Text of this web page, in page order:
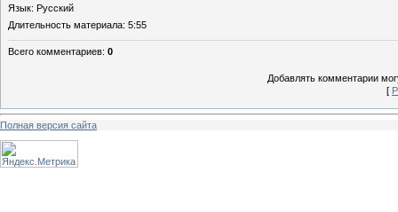
Язык: Русский
Длительность материала: 5:55
Всего комментариев: 0
Добавлять комментарии
[
Полная версия сайта